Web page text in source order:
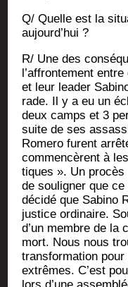
Q/ Quelle est la
aujourd’hui ?
R/ Une des
l’affrontement
et leur lea­der
rade. Il y a eu un
deux camps et 3
suite de ses
Rome­ro furent
com­men­cèrent à
tiques ». Un
de sou­li­gner que
déci­dé que Sabi­no
jus­tice ordi­naire.
d’un membre de la
mort. Nous nous
trans­for­ma­tion
extrêmes. C’est
lors d’une